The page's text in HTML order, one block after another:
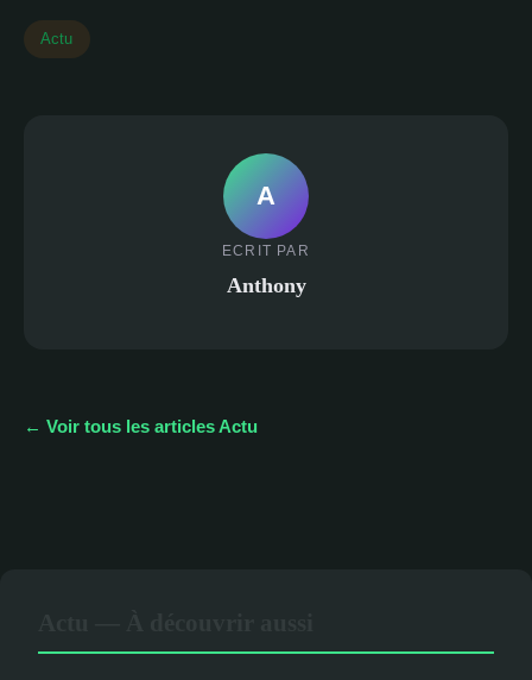
Actu
A
ECRIT PAR
Anthony
← Voir tous les articles Actu